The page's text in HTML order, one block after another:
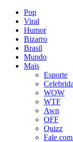
Pop
Viral
Humor
Bizarro
Brasil
Mundo
Mais
Esporte
WOW
WTF
Awn
OFF
Quizz
Fale